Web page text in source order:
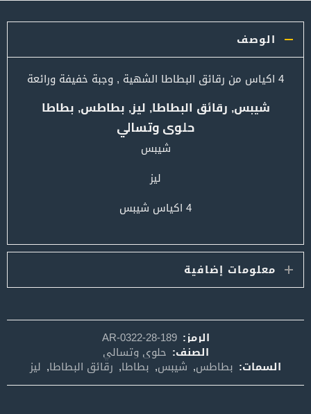
الوصف
4 اكياس من رقائق البطاطا الشهية , وجبة خفيفة ورائعة
شيبس, رقائق البطاطا, ليز, بطاطس, بطاطا
حلوى وتسالي
شيبس
ليز
4 اكياس شيبس
معلومات إضافية
الرمز: AR-0322-28-189
الصنف: حلوى وتسالي
السمات: بطاطس, شيبس, بطاطا, رقائق البطاطا, ليز